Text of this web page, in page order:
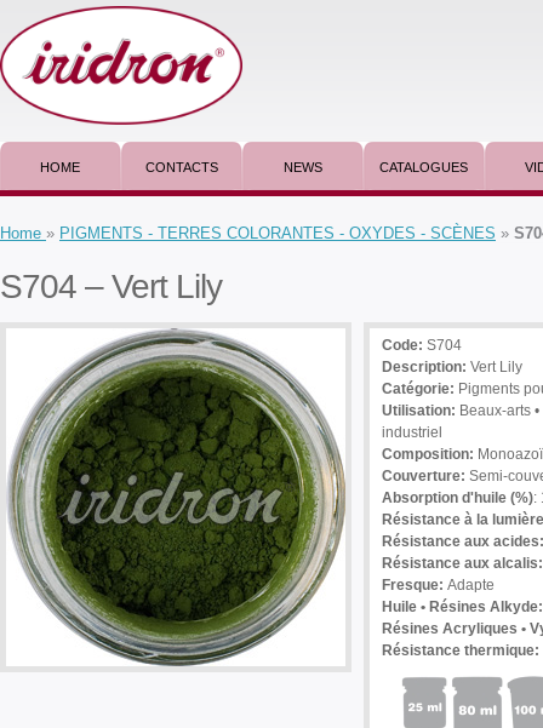
HOME CONTACTS NEWS CATALOGUES
Home » PIGMENTS - TERRES COLORANTES - OXYDES - SCÈNES »
S704 – Vert Lily
Code: S704
Description: Vert Lily
Catégorie: Pigments
Utilisation: Beaux-arts
industriel
Composition:
Couverture: Semi-
Absorption d'huile (%):
Résistance à la
Résistance aux acides:
Résistance aux alcalis:
Fresque: Adapte
Huile • Résines Alkyde:
Résines Acryliques •
Résistance thermique: